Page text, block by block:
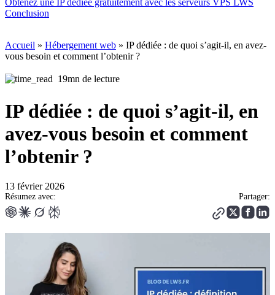
Obtenez une IP dédiée gratuitement avec les serveurs VPS LWS
Conclusion
Accueil » Hébergement web » IP dédiée : de quoi s’agit-il, en avez-
vous besoin et comment l’obtenir ?
19mn de lecture
IP dédiée : de quoi s’agit-il, en
avez-vous besoin et comment
l’obtenir ?
13 février 2026
Résumez avec: Partager: